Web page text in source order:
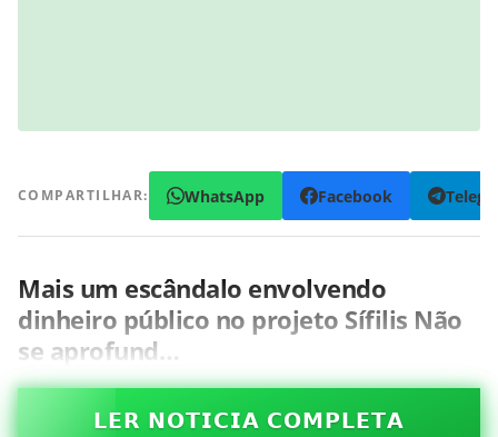
COMPARTILHAR: WhatsApp Facebook
Mais um escândalo envolvendo
dinheiro público no projeto Sífilis Não
se aprofund…
𝗟𝗘𝗥 𝗡𝗢𝗧𝗜𝗖𝗜𝗔 𝗖𝗢𝗠𝗣𝗟𝗘𝗧𝗔